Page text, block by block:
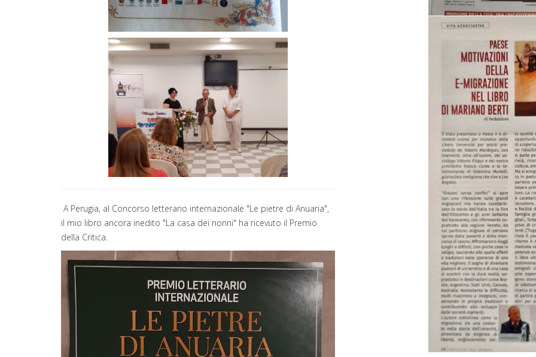
A Perugia, al Concorso letterario internazionale "Le pietre di Anuaria",
il mio libro ancora inedito "La casa dei nonni" ha ricevuto il Premio
della Critica.